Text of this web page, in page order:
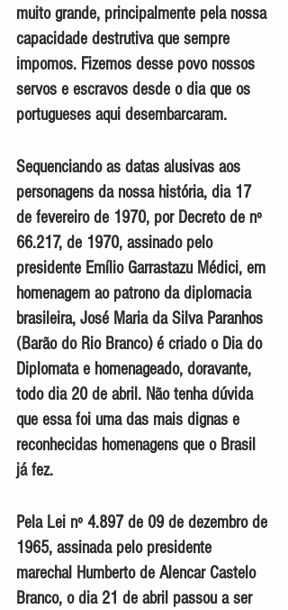
muito grande, principalmente pela nossa
capacidade destrutiva que sempre
impomos. Fizemos desse povo nossos
servos e escravos desde o dia que os
portugueses aqui desembarcaram.
Sequenciando as datas alusivas aos
personagens da nossa história, dia 17
de fevereiro de 1970, por Decreto de nº
66.217, de 1970, assinado pelo
presidente Emílio Garrastazu Médici, em
homenagem ao patrono da diplomacia
brasileira, José Maria da Silva Paranhos
(Barão do Rio Branco) é criado o Dia do
Diplomata e homenageado, doravante,
todo dia 20 de abril. Não tenha dúvida
que essa foi uma das mais dignas e
reconhecidas homenagens que o Brasil
já fez.
Pela Lei nº 4.897 de 09 de dezembro de
1965, assinada pelo presidente
marechal Humberto de Alencar Castelo
Branco, o dia 21 de abril passou a ser